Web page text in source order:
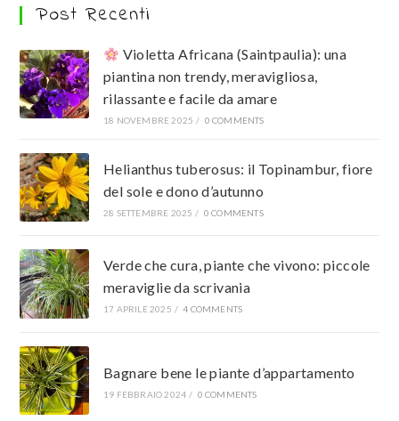
Post Recenti
Violetta Africana (Saintpaulia): una
piantina non trendy, meravigliosa,
rilassante e facile da amare
18 NOVEMBRE 2025 / 0 COMMENTS
Helianthus tuberosus: il Topinambur, fiore
del sole e dono d’autunno
28 SETTEMBRE 2025 / 0 COMMENTS
Verde che cura, piante che vivono: piccole
meraviglie da scrivania
17 APRILE 2025 / 4 COMMENTS
Bagnare bene le piante d’appartamento
19 FEBBRAIO 2024 / 0 COMMENTS